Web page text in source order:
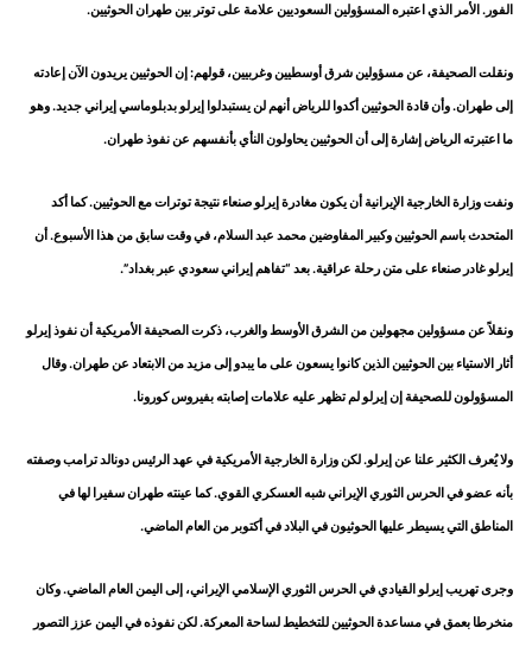
الفور. الأمر الذي اعتبره المسؤولين السعوديين علامة على توتر بين طهران الحوثيين.
ونقلت الصحيفة، عن مسؤولين شرق أوسطيين وغربيين، قولهم: إن الحوثيين يريدون الآن إعادته
إلى طهران. وأن قادة الحوثيين أكدوا للرياض أنهم لن يستبدلوا إيرلو بدبلوماسي إيراني جديد. وهو
ما اعتبرته الرياض إشارة إلى أن الحوثيين يحاولون النأي بأنفسهم عن نفوذ طهران.
ونفت وزارة الخارجية الإيرانية أن يكون مغادرة إيرلو صنعاء نتيجة توترات مع الحوثيين. كما أكد
المتحدث باسم الحوثيين وكبير المفاوضين محمد عبد السلام، في وقت سابق من هذا الأسبوع. أن
إيرلو غادر صنعاء على متن رحلة عراقية. بعد “تفاهم إيراني سعودي عبر بغداد”.
ونقلاً عن مسؤولين مجهولين من الشرق الأوسط والغرب، ذكرت الصحيفة الأمريكية أن نفوذ إيرلو
أثار الاستياء بين الحوثيين الذين كانوا يسعون على ما يبدو إلى مزيد من الابتعاد عن طهران. وقال
المسؤولون للصحيفة إن إيرلو لم تظهر عليه علامات إصابته بفيروس كورونا.
ولا يُعرف الكثير علنا عن إيرلو. لكن وزارة الخارجية الأمريكية في عهد الرئيس دونالد ترامب وصفته
بأنه عضو في الحرس الثوري الإيراني شبه العسكري القوي. كما عينته طهران سفيرا لها في
المناطق التي يسيطر عليها الحوثيون في البلاد في أكتوبر من العام الماضي.
وجرى تهريب إيرلو القيادي في الحرس الثوري الإسلامي الإيراني، إلى اليمن العام الماضي. وكان
منخرطا بعمق في مساعدة الحوثيين للتخطيط لساحة المعركة. لكن نفوذه في اليمن عزز التصور